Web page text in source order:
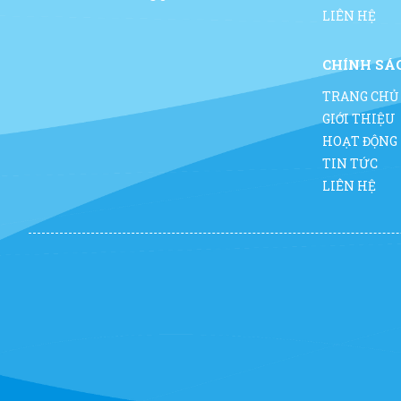
LIÊN HỆ
CHÍNH
TRANG CHỦ
GIỚI THIỆU
HOẠT ĐỘNG
TIN TỨC
LIÊN HỆ